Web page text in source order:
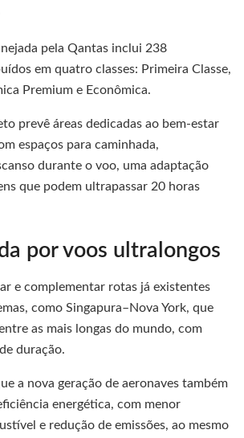
pela Qantas inclui 238
em quatro classes: Primeira Classe,
Premium e Econômica.
prevê áreas dedicadas ao bem-estar
espaços para caminhada,
durante o voo, uma adaptação
que podem ultrapassar 20 horas
por voos ultralongos
e complementar rotas já existentes
como Singapura–Nova York, que
as mais longas do mundo, com
duração.
a nova geração de aeronaves também
energética, com menor
e redução de emissões, ao mesmo